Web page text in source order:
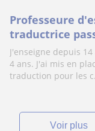
Professeure
traductrice
J'enseigne depuis
4 ans. J'ai mis en
traduction pour les
voir plus